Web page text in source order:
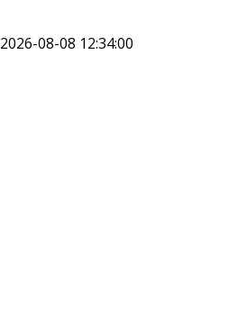
2026-08-08 12:34:00